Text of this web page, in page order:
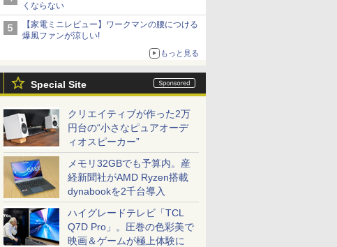
くならない
【家電ミニレビュー】ワークマンの腰につける
爆風ファンが涼しい!
もっと見る
Special Site
クリエイティブが作った2万
円台の“小さなピュアオーデ
ィオスピーカー”
メモリ32GBでも予算内。産
経新聞社がAMD Ryzen搭載
dynabookを2千台導入
ハイグレードテレビ「TCL
Q7D Pro」。圧巻の色彩美で
映画＆ゲームが極上体験に